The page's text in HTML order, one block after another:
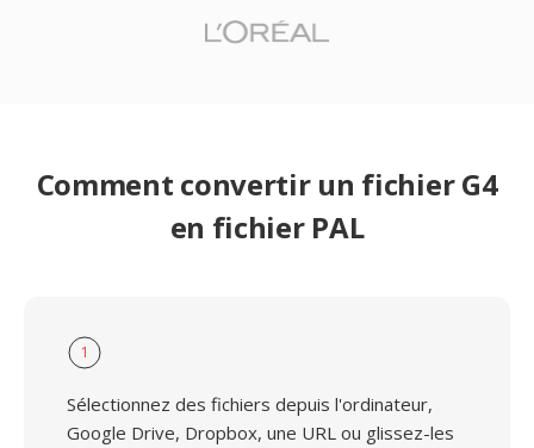
Comment convertir un fichier G4
en fichier PAL
1
Sélectionnez des fichiers depuis l'ordinateur,
Google Drive, Dropbox, une URL ou glissez-les